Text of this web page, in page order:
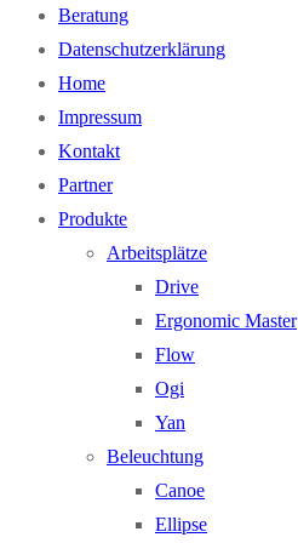
Beratung
Datenschutzerklärung
Home
Impressum
Kontakt
Partner
Produkte
Arbeitsplätze
Drive
Ergonomic Master
Flow
Ogi
Yan
Beleuchtung
Canoe
Ellipse